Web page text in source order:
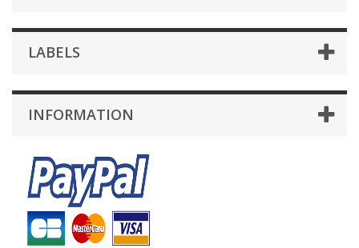
LABELS
INFORMATION